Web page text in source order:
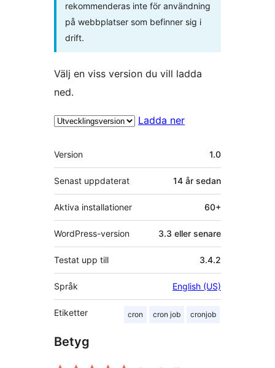
rekommenderas inte för användning
på webbplatser som befinner sig i
drift.
Välj en viss version du vill ladda
ned.
Ladda ner
Meta
Version 1.0
Senast uppdaterat 14 år sedan
Aktiva installationer 60+
WordPress-version 3.3 eller senare
Testat upp till 3.4.2
Språk English (US)
Etiketter cron cron job cronjob
Betyg